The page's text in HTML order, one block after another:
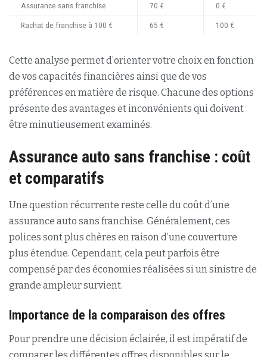
Assurance sans franchise 70 € 0 €
Rachat de franchise à 100 € 65 € 100 €
Cette analyse permet d’orienter votre choix en fonction
de vos capacités financières ainsi que de vos
préférences en matière de risque. Chacune des options
présente des avantages et inconvénients qui doivent
être minutieusement examinés.
Assurance auto sans franchise : coût
et comparatifs
Une question récurrente reste celle du coût d’une
assurance auto sans franchise. Généralement, ces
polices sont plus chères en raison d’une couverture
plus étendue. Cependant, cela peut parfois être
compensé par des économies réalisées si un sinistre de
grande ampleur survient.
Importance de la comparaison des offres
Pour prendre une décision éclairée, il est impératif de